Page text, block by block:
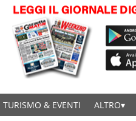
TURISMO & EVENTI ALTRO